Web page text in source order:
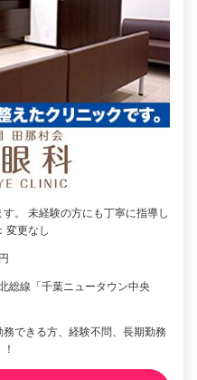
。 未経験の方にも丁寧に指導し
変更なし
総線「千葉ニュータウン中央
できる方、経験不問、長期勤務